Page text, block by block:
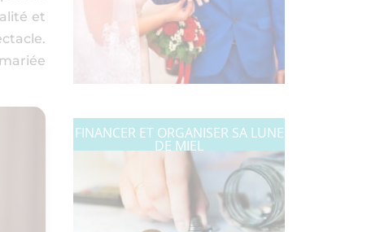
et
FINANCER ET ORGANISER SA LUNE
DE MIEL